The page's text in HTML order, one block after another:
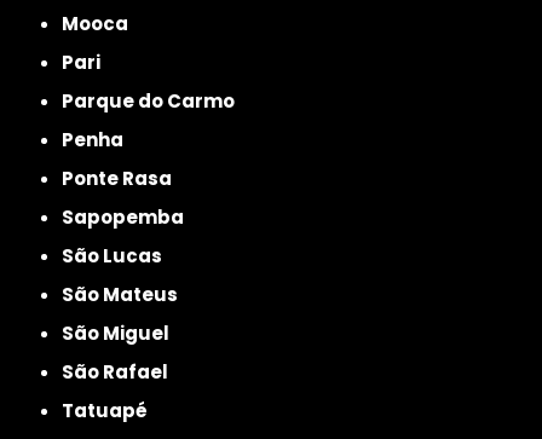
Mooca
Pari
Parque do Carmo
Penha
Ponte Rasa
Sapopemba
São Lucas
São Mateus
São Miguel
São Rafael
Tatuapé